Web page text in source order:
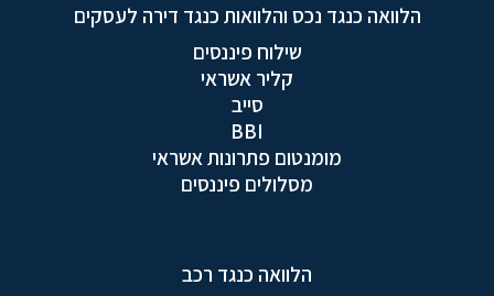
הלוואה כנגד נכס והלוואות כנגד דירה לעסקים
שילוח פיננסים
קליר אשראי
סייב
BBI
מומנטום פתרונות אשראי
מסלולים פיננסים
הלוואה כנגד רכב